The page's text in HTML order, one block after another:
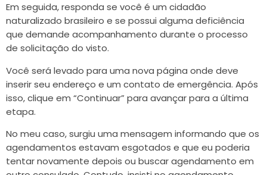
Em seguida, responda se você é um cidadão
naturalizado brasileiro e se possui alguma deficiência
que demande acompanhamento durante o processo
de solicitação do visto.
Você será levado para uma nova página onde deve
inserir seu endereço e um contato de emergência. Após
isso, clique em “Continuar” para avançar para a última
etapa.
No meu caso, surgiu uma mensagem informando que os
agendamentos estavam esgotados e que eu poderia
tentar novamente depois ou buscar agendamento em